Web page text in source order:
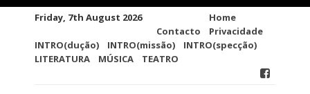
Friday, 7th August 2026
Contacto
Home
Privacidade
INTRO(dução)
INTRO(missão)
INTRO(specção)
LITERATURA
MÚSICA TEATRO